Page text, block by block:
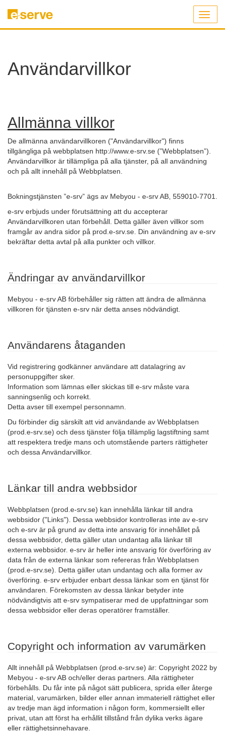
Användarvillkor
Allmänna villkor
De allmänna användarvillkoren ("Användarvillkor") finns
tillgängliga på webbplatsen http://www.e-srv.se (”Webbplatsen”).
Användarvillkor är tillämpliga på alla tjänster, på all användning
och på allt innehåll på Webbplatsen.
Bokningstjänsten ”e-srv” ägs av Mebyou - e-srv AB, 559010-7701.
e-srv erbjuds under förutsättning att du accepterar
Användarvillkoren utan förbehåll. Detta gäller även villkor som
framgår av andra sidor på prod.e-srv.se. Din användning av e-srv
bekräftar detta avtal på alla punkter och villkor.
Ändringar av användarvillkor
Mebyou - e-srv AB förbehåller sig rätten att ändra de allmänna
villkoren för tjänsten e-srv när detta anses nödvändigt.
Användarens åtaganden
Vid registrering godkänner användare att datalagring av
personuppgifter sker.
Information som lämnas eller skickas till e-srv måste vara
sanningsenlig och korrekt.
Detta avser till exempel personnamn.
Du förbinder dig särskilt att vid användande av Webbplatsen
(prod.e-srv.se) och dess tjänster följa tillämplig lagstiftning samt
att respektera tredje mans och utomstående parters rättigheter
och dessa Användarvillkor.
Länkar till andra webbsidor
Webbplatsen (prod.e-srv.se) kan innehålla länkar till andra
webbsidor ("Links"). Dessa webbsidor kontrolleras inte av e-srv
och e-srv är på grund av detta inte ansvarig för innehållet på
dessa webbsidor, detta gäller utan undantag alla länkar till
externa webbsidor. e-srv är heller inte ansvarig för överföring av
data från de externa länkar som refereras från Webbplatsen
(prod.e-srv.se). Detta gäller utan undantag och alla former av
överföring. e-srv erbjuder enbart dessa länkar som en tjänst för
användaren. Förekomsten av dessa länkar betyder inte
nödvändigtvis att e-srv sympatiserar med de uppfattningar som
dessa webbsidor eller deras operatörer framställer.
Copyright och information av varumärken
Allt innehåll på Webbplatsen (prod.e-srv.se) är: Copyright 2022 by
Mebyou - e-srv AB och/eller deras partners. Alla rättigheter
förbehålls. Du får inte på något sätt publicera, sprida eller återge
material, varumärken, bilder eller annan immateriell rättighet eller
av tredje man ägd information i någon form, kommersiellt eller
privat, utan att först ha erhållit tillstånd från dylika verks ägare
eller rättighetsinnehavare.